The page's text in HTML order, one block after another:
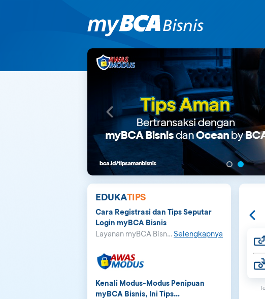
EDUKATIPS
Cara Registrasi dan Tips Seputar
Login myBCA Bisnis
Layanan myBCA Bisnis hadir untuk membantu nasabah pebisnis dalam melakukan segala aktivitas perbankan bisnis, termasuk mengatur alur kas perusahaan. Lebih mudahnya lagi, layanan ini dapat diakses melalui berbagai perangkat yang terhubung dengan jaringan internet. Selengkapnya
Kenali Modus-Modus Penipuan
myBCA Bisnis, Ini Tips